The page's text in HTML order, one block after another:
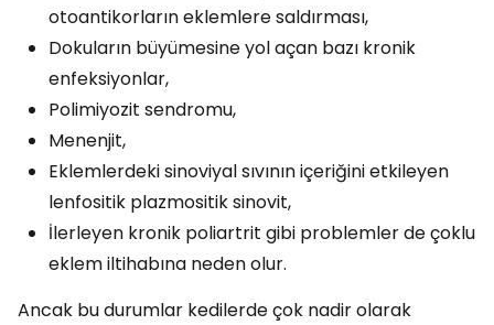
otoantikorların eklemlere saldırması,
Dokuların büyümesine yol açan bazı kronik
enfeksiyonlar,
Polimiyozit sendromu,
Menenjit,
Eklemlerdeki sinoviyal sıvının içeriğini etkileyen
lenfositik plazmositik sinovit,
İlerleyen kronik poliartrit gibi problemler de çoklu
eklem iltihabına neden olur.
Ancak bu durumlar kedilerde çok nadir olarak